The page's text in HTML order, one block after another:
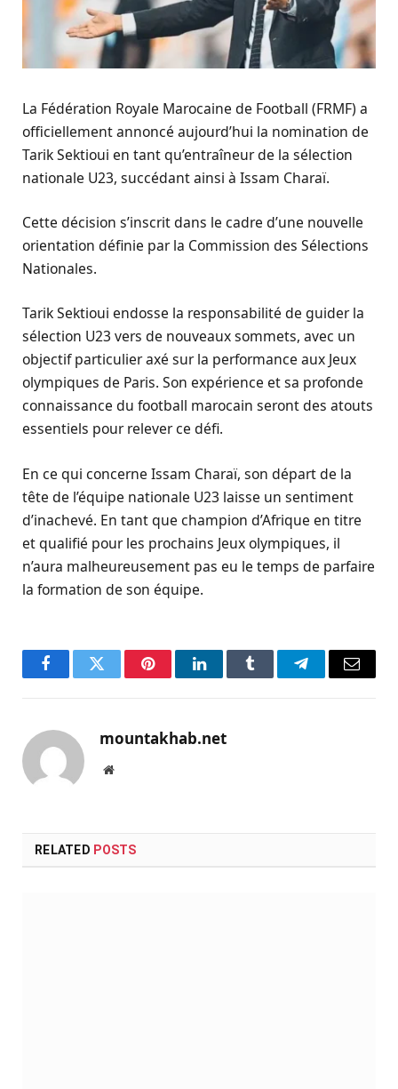
La Fédération Royale Marocaine de Football (FRMF) a
officiellement annoncé aujourd’hui la nomination de
Tarik Sektioui en tant qu’entraîneur de la sélection
nationale U23, succédant ainsi à Issam Charaï.
Cette décision s’inscrit dans le cadre d’une nouvelle
orientation définie par la Commission des Sélections
Nationales.
Tarik Sektioui endosse la responsabilité de guider la
sélection U23 vers de nouveaux sommets, avec un
objectif particulier axé sur la performance aux Jeux
olympiques de Paris. Son expérience et sa profonde
connaissance du football marocain seront des atouts
essentiels pour relever ce défi.
En ce qui concerne Issam Charaï, son départ de la
tête de l’équipe nationale U23 laisse un sentiment
d’inachevé. En tant que champion d’Afrique en titre
et qualifié pour les prochains Jeux olympiques, il
n’aura malheureusement pas eu le temps de parfaire
la formation de son équipe.
FacebookTwitter PinterestLinkedInTumblr TelegramEmail
mountakhab.net
Website
RELATED POSTS